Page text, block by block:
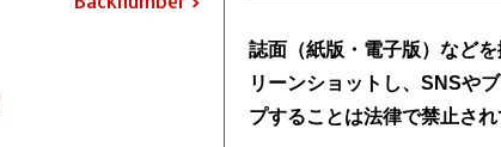
誌面（紙版・電子版）などを
リーンショットし、SNSや
プすることは法律で禁止され